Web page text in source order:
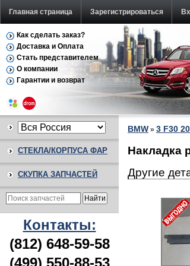
Главная страница Зарегистрироваться
Как сделать заказ?
Доставка и Оплата
Стать представителем
О компании
Гарантии и возврат
СТЕКЛА/КОРПУСА ФАР
СКУПКА ЗАПЧАСТЕЙ
Контакты:
(812) 648-59-58
(499) 550-88-53
BMW » 3 F30
Накладка
Другие